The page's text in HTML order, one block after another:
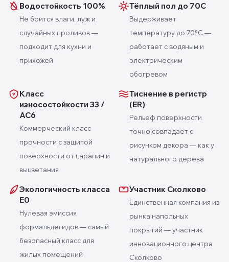
Водостойкость 100%
Не боится влаги, луж и
случайных проливов —
подходит для кухни и
прихожей
Тёплый пол до 70С
Выдерживает
температуру до 70°C —
работает с водяным и
электрическим
обогревом
Класс
износостойкости 33 /
AC6
Коммерческий класс
прочности с защитой
поверхности от царапин и
выцветания
Тиснение в регистр
(ER)
Рельеф поверхности
точно совпадает с
рисунком декора — как у
натурального дерева
Экологичность класса
E0
Нулевая эмиссия
формальдегидов — самый
безопасный класс для
жилых помещений
Участник Сколково
Единственная компания из
рынка напольных
покрытий — участник
инновационного центра
Сколково